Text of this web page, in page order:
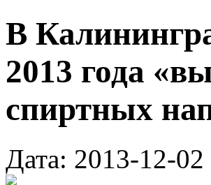
В
2013 года
спиртных
Дата: 2013-12-02